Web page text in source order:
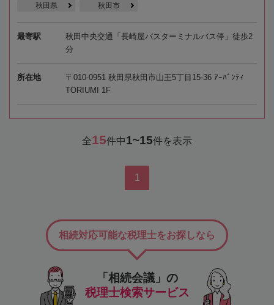
秋田県 秋田市
最寄駅
秋田中央交通「長崎屋バスターミナルバス停」徒歩2
分
所在地
〒010-0951 秋田県秋田市山王5丁目15-36 ｱｰﾊﾞﾝﾃｨ
TORIUMI 1F
全15件中1~15件を表示
1
「相続会議」の
税理士検索サービス
相続対応可能な税理士をお探しなら